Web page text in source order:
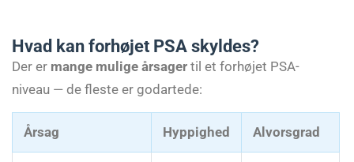
Hvad kan forhøjet PSA skyldes?
Der er mange mulige årsager til et forhøjet PSA-
niveau — de fleste er godartede:
Årsag Hyppighed Alvorsgrad